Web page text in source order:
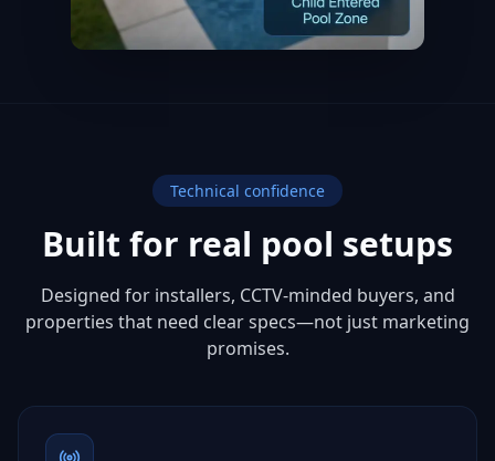
Technical confidence
Built for real pool setups
Designed for installers, CCTV-minded buyers, and
properties that need clear specs—not just marketing
promises.